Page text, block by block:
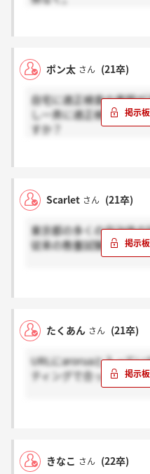
企業によったら入社ま
な？
私も思ったけど、マジ
情報求む。
ポン太 さん (21卒)
自宅に適正検査の書類
し一斉に適正検査をし
すか？
全くイメージがつかな
Scarlet さん (21卒)
東京都の多くの自治体
従来の教養試験じゃなく
たくあん さん (21卒)
URLにaroruaと入ってい
ティングで合ってますか
きなこ さん (22卒)